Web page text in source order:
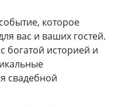
которое
вас и ваших гостей.
богатой историей и
свадебной